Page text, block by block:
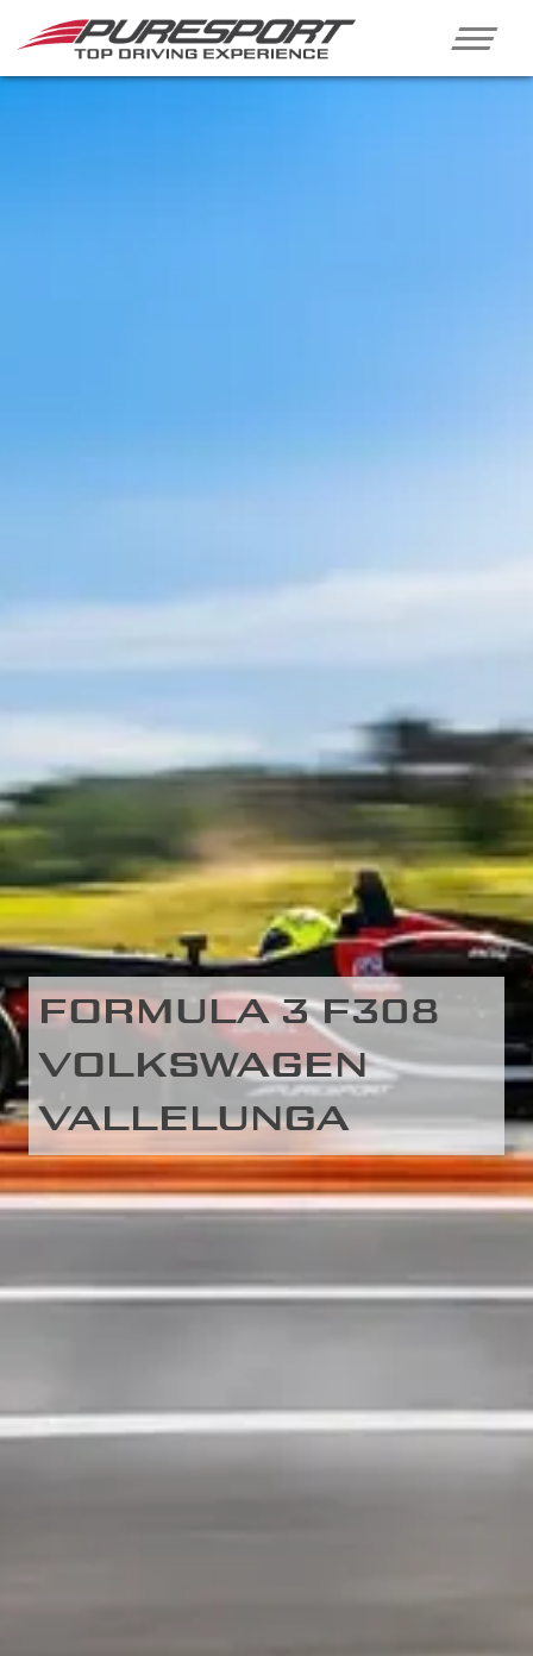
FORMULA 3 F308
VOLKSWAGEN
VALLELUNGA